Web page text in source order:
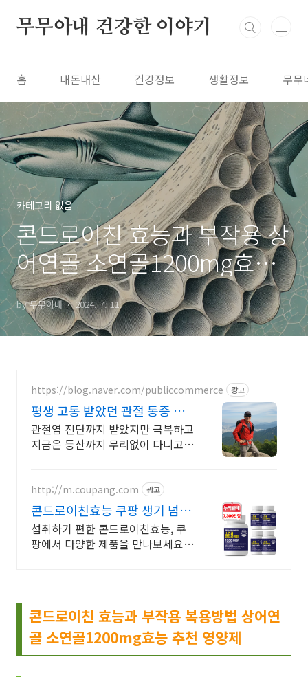
무무아내 건강한 이야기
홈 내돈내산 건강정보 생활정보 무무
카테고리 없음
콘드로이친 효능과 부작용 상
어연골 소연골1200mg효능
추천 영양제
by 무무아내 2024. 7. 11.
https://blog.naver.com/publiccommerce 광고
평생 고통 받았던 관절 통증 이
제는 극복했습니다.
관절염 진단까지 받았지만 극복하고
지금은 등산까지 무리없이 다니고
http://m.coupang.com 광고
콘드로이친효능 쿠팡 생기 넘치
는 하루 활력을
섭취하기 편한 콘드로이친효능, 쿠
팡에서 다양한 제품을 만나보세요.
콘드로이친 효능과 부작용 복용방법 상어연
골 소연골1200mg효능 추천 영양제